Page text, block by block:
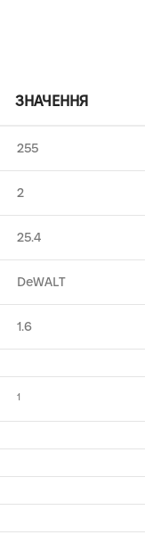
ЗНАЧЕННЯ
255
2
25.4
DeWALT
1.6
1